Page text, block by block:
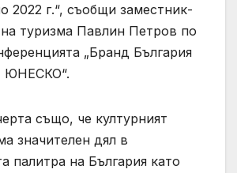
2022 г.“, съобщи заместник-
туризма Павлин Петров по
„Бранд България
ЮНЕСКО“.
също, че културният
значителен дял в
палитра на България като